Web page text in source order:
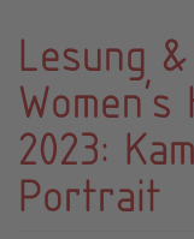
Lesung
2023:
Portrait